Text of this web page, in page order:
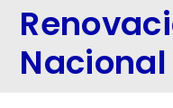
Nacional